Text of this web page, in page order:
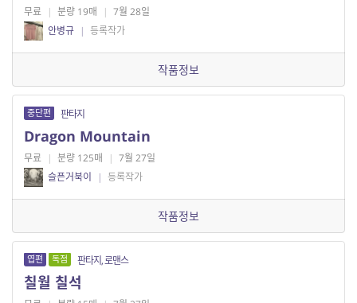
무료 | 분량 19매 | 7월 28일
안병규 | 등록작가
작품정보
중단편 판타지
Dragon Mountain
무료 | 분량 125매 | 7월 27일
슬픈거북이
| 등록작가
작품정보
엽편 독점 판타지, 로맨스
칠월 칠석